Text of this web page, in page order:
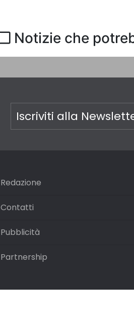
Notizie che
Iscriviti alla
Redazione
Contatti
Pubblicità
Partnership